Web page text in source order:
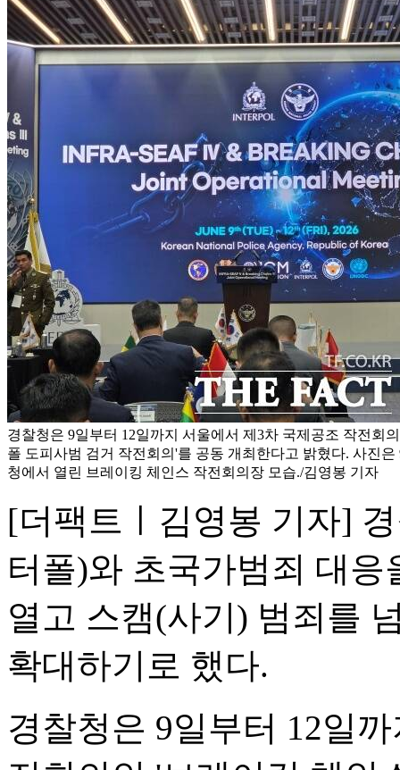
경찰청은 9일부터 12일까지 서울에서 제3차 국제공조 작전회
폴 도피사범 검거 작전회의'를 공동 개최한다고 밝혔다. 사진
청에서 열린 브레이킹 체인스 작전회의장 모습./김영봉 기자
[더팩트ㅣ김영봉 기자]
터폴)와 초국가범죄 대
열고 스캠(사기) 범죄를
확대하기로 했다.
경찰청은 9일부터 12일